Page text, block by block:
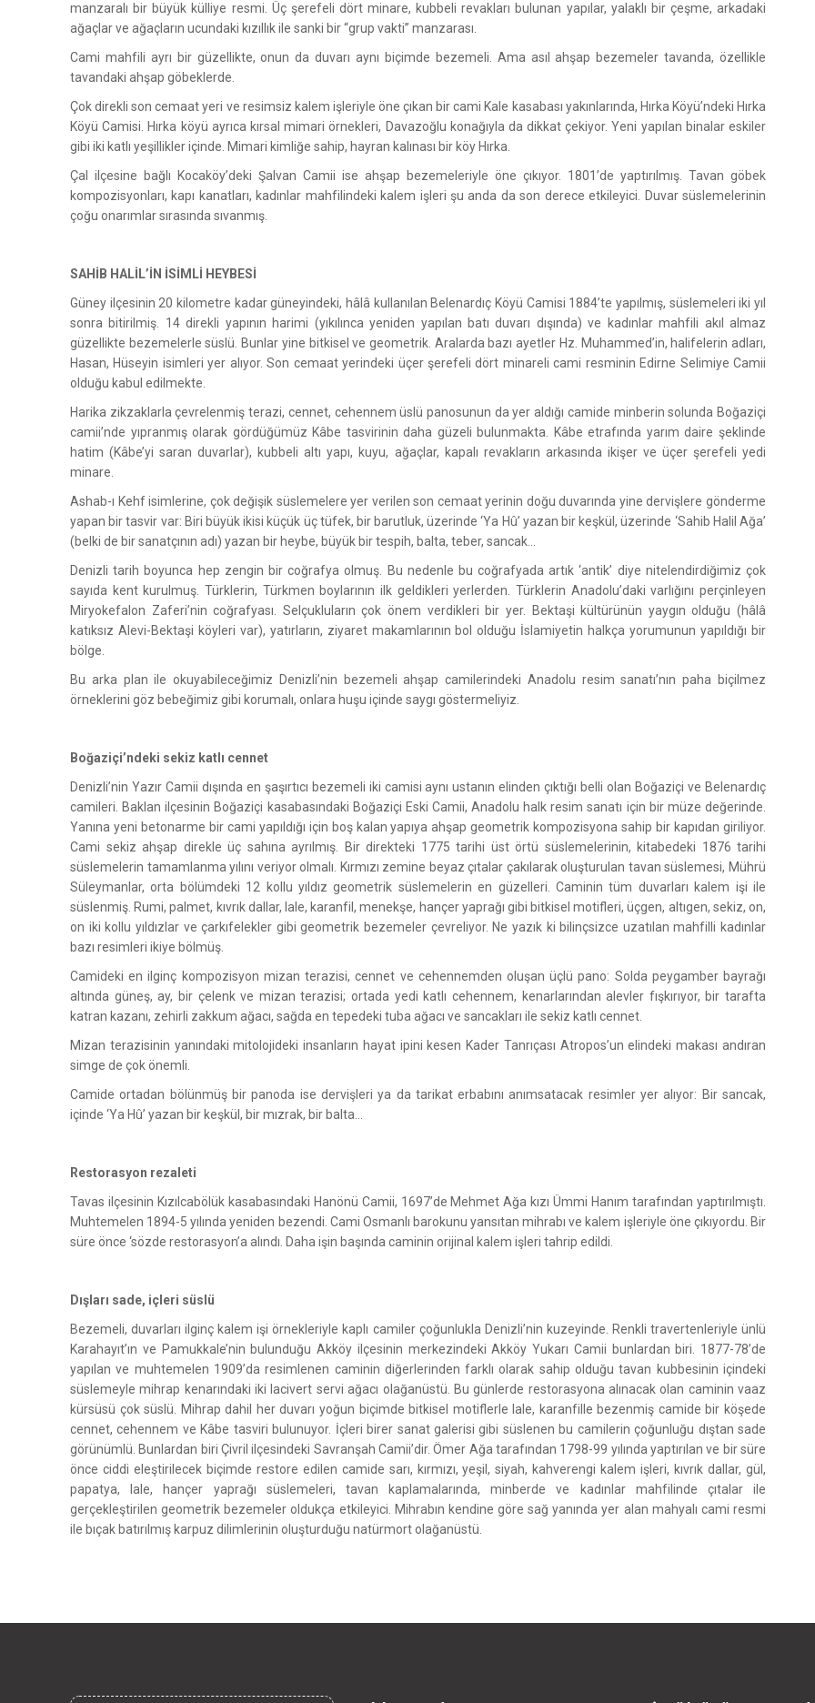
manzaralı bir büyük külliye resmi. Üç şerefeli dört minare, kubbeli revakları bulunan yapılar, yalaklı bir çeşme, arkadaki
ağaçlar ve ağaçların ucundaki kızıllık ile sanki bir “grup vakti” manzarası.
Cami mahfili ayrı bir güzellikte, onun da duvarı aynı biçimde bezemeli. Ama asıl ahşap bezemeler tavanda, özellikle
tavandaki ahşap göbeklerde.
Çok direkli son cemaat yeri ve resimsiz kalem işleriyle öne çıkan bir cami Kale kasabası yakınlarında, Hırka Köyü’ndeki Hırka
Köyü Camisi. Hırka köyü ayrıca kırsal mimari örnekleri, Davazoğlu konağıyla da dikkat çekiyor. Yeni yapılan binalar eskiler
gibi iki katlı yeşillikler içinde. Mimari kimliğe sahip, hayran kalınası bir köy Hırka.
Çal ilçesine bağlı Kocaköy’deki Şalvan Camii ise ahşap bezemeleriyle öne çıkıyor. 1801’de yaptırılmış. Tavan göbek
kompozisyonları, kapı kanatları, kadınlar mahfilindeki kalem işleri şu anda da son derece etkileyici. Duvar süslemelerinin
çoğu onarımlar sırasında sıvanmış.
SAHİB HALİL’İN İSİMLİ HEYBESİ
Güney ilçesinin 20 kilometre kadar güneyindeki, hâlâ kullanılan Belenardıç Köyü Camisi 1884’te yapılmış, süslemeleri iki yıl
sonra bitirilmiş. 14 direkli yapının harimi (yıkılınca yeniden yapılan batı duvarı dışında) ve kadınlar mahfili akıl almaz
güzellikte bezemelerle süslü. Bunlar yine bitkisel ve geometrik. Aralarda bazı ayetler Hz. Muhammed’in, halifelerin adları,
Hasan, Hüseyin isimleri yer alıyor. Son cemaat yerindeki üçer şerefeli dört minareli cami resminin Edirne Selimiye Camii
olduğu kabul edilmekte.
Harika zikzaklarla çevrelenmiş terazi, cennet, cehennem üslü panosunun da yer aldığı camide minberin solunda Boğaziçi
camii’nde yıpranmış olarak gördüğümüz Kâbe tasvirinin daha güzeli bulunmakta. Kâbe etrafında yarım daire şeklinde
hatim (Kâbe’yi saran duvarlar), kubbeli altı yapı, kuyu, ağaçlar, kapalı revakların arkasında ikişer ve üçer şerefeli yedi
minare.
Ashab-ı Kehf isimlerine, çok değişik süslemelere yer verilen son cemaat yerinin doğu duvarında yine dervişlere gönderme
yapan bir tasvir var: Biri büyük ikisi küçük üç tüfek, bir barutluk, üzerinde ‘Ya Hû’ yazan bir keşkül, üzerinde ‘Sahib Halil Ağa’
(belki de bir sanatçının adı) yazan bir heybe, büyük bir tespih, balta, teber, sancak…
Denizli tarih boyunca hep zengin bir coğrafya olmuş. Bu nedenle bu coğrafyada artık ‘antik’ diye nitelendirdiğimiz çok
sayıda kent kurulmuş. Türklerin, Türkmen boylarının ilk geldikleri yerlerden. Türklerin Anadolu’daki varlığını perçinleyen
Miryokefalon Zaferi’nin coğrafyası. Selçukluların çok önem verdikleri bir yer. Bektaşi kültürünün yaygın olduğu (hâlâ
katıksız Alevi-Bektaşi köyleri var), yatırların, ziyaret makamlarının bol olduğu İslamiyetin halkça yorumunun yapıldığı bir
bölge.
Bu arka plan ile okuyabileceğimiz Denizli’nin bezemeli ahşap camilerindeki Anadolu resim sanatı’nın paha biçilmez
örneklerini göz bebeğimiz gibi korumalı, onlara huşu içinde saygı göstermeliyiz.
Boğaziçi’ndeki sekiz katlı cennet
Denizli’nin Yazır Camii dışında en şaşırtıcı bezemeli iki camisi aynı ustanın elinden çıktığı belli olan Boğaziçi ve Belenardıç
camileri. Baklan ilçesinin Boğaziçi kasabasındaki Boğaziçi Eski Camii, Anadolu halk resim sanatı için bir müze değerinde.
Yanına yeni betonarme bir cami yapıldığı için boş kalan yapıya ahşap geometrik kompozisyona sahip bir kapıdan giriliyor.
Cami sekiz ahşap direkle üç sahına ayrılmış. Bir direkteki 1775 tarihi üst örtü süslemelerinin, kitabedeki 1876 tarihi
süslemelerin tamamlanma yılını veriyor olmalı. Kırmızı zemine beyaz çıtalar çakılarak oluşturulan tavan süslemesi, Mührü
Süleymanlar, orta bölümdeki 12 kollu yıldız geometrik süslemelerin en güzelleri. Caminin tüm duvarları kalem işi ile
süslenmiş. Rumi, palmet, kıvrık dallar, lale, karanfil, menekşe, hançer yaprağı gibi bitkisel motifleri, üçgen, altıgen, sekiz, on,
on iki kollu yıldızlar ve çarkıfelekler gibi geometrik bezemeler çevreliyor. Ne yazık ki bilinçsizce uzatılan mahfilli kadınlar
bazı resimleri ikiye bölmüş.
Camideki en ilginç kompozisyon mizan terazisi, cennet ve cehennemden oluşan üçlü pano: Solda peygamber bayrağı
altında güneş, ay, bir çelenk ve mizan terazisi; ortada yedi katlı cehennem, kenarlarından alevler fışkırıyor, bir tarafta
katran kazanı, zehirli zakkum ağacı, sağda en tepedeki tuba ağacı ve sancakları ile sekiz katlı cennet.
Mizan terazisinin yanındaki mitolojideki insanların hayat ipini kesen Kader Tanrıçası Atropos’un elindeki makası andıran
simge de çok önemli.
Camide ortadan bölünmüş bir panoda ise dervişleri ya da tarikat erbabını anımsatacak resimler yer alıyor: Bir sancak,
içinde ‘Ya Hû’ yazan bir keşkül, bir mızrak, bir balta…
Restorasyon rezaleti
Tavas ilçesinin Kızılcabölük kasabasındaki Hanönü Camii, 1697’de Mehmet Ağa kızı Ümmi Hanım tarafından yaptırılmıştı.
Muhtemelen 1894-5 yılında yeniden bezendi. Cami Osmanlı barokunu yansıtan mihrabı ve kalem işleriyle öne çıkıyordu. Bir
süre önce ‘sözde restorasyon’a alındı. Daha işin başında caminin orijinal kalem işleri tahrip edildi.
Dışları sade, içleri süslü
Bezemeli, duvarları ilginç kalem işi örnekleriyle kaplı camiler çoğunlukla Denizli’nin kuzeyinde. Renkli travertenleriyle ünlü
Karahayıt’ın ve Pamukkale’nin bulunduğu Akköy ilçesinin merkezindeki Akköy Yukarı Camii bunlardan biri. 1877-78’de
yapılan ve muhtemelen 1909’da resimlenen caminin diğerlerinden farklı olarak sahip olduğu tavan kubbesinin içindeki
süslemeyle mihrap kenarındaki iki lacivert servi ağacı olağanüstü. Bu günlerde restorasyona alınacak olan caminin vaaz
kürsüsü çok süslü. Mihrap dahil her duvarı yoğun biçimde bitkisel motiflerle lale, karanfille bezenmiş camide bir köşede
cennet, cehennem ve Kâbe tasviri bulunuyor. İçleri birer sanat galerisi gibi süslenen bu camilerin çoğunluğu dıştan sade
görünümlü. Bunlardan biri Çivril ilçesindeki Savranşah Camii’dir. Ömer Ağa tarafından 1798-99 yılında yaptırılan ve bir süre
önce ciddi eleştirilecek biçimde restore edilen camide sarı, kırmızı, yeşil, siyah, kahverengi kalem işleri, kıvrık dallar, gül,
papatya, lale, hançer yaprağı süslemeleri, tavan kaplamalarında, minberde ve kadınlar mahfilinde çıtalar ile
gerçekleştirilen geometrik bezemeler oldukça etkileyici. Mihrabın kendine göre sağ yanında yer alan mahyalı cami resmi
ile bıçak batırılmış karpuz dilimlerinin oluşturduğu natürmort olağanüstü.